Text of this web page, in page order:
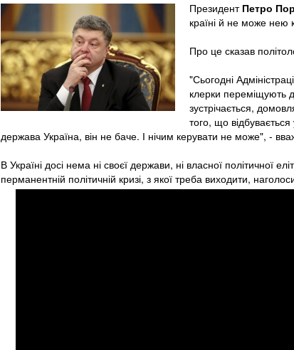
Президент Петро
країні й не може нею
Про це сказав
"Сьогодні
клерки переміщують
зустрічається,
того, що відбувається
держава Україна, він не баче. І нічим керувати не може", -
В Україні досі нема ні своєї держави, ні власної політичної
перманентній політичній кризі, з якої треба виходити,